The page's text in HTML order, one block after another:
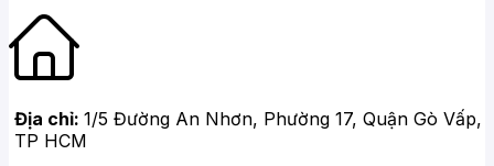
Địa chỉ: 1/5 Đường An Nhơn, Phường 17, Quận Gò Vấp,
TP HCM